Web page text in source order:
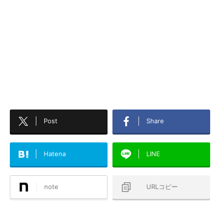
Post Share
Hatena LINE
note URLコピー